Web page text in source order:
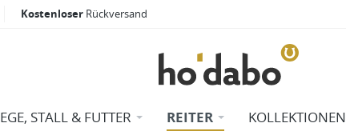
Kostenloser Rückversand
STALL & FUTTER REITER KOLLEKTIONEN